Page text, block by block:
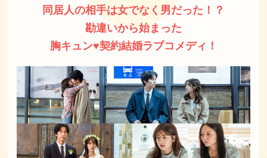
同居人の相手は女でなく男だった！？
勘違いから始まった
胸キュン♥契約結婚ラブコメディ！